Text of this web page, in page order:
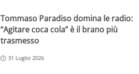
Tommaso Paradiso domina le radio:
“Agitare coca cola” è il brano più
trasmesso
31 Luglio 2026